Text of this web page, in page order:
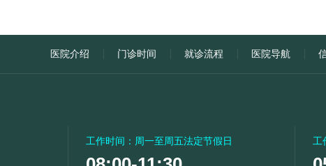
医院介绍 门诊时间 就诊流程 医院导航
工作时间：周一至周五法定节假日 工